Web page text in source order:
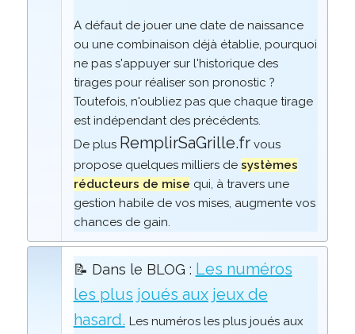
A défaut de jouer une date de naissance
ou une combinaison déjà établie, pourquoi
ne pas s'appuyer sur l'historique des
tirages pour réaliser son pronostic ?
Toutefois, n'oubliez pas que chaque tirage
est indépendant des précédents.
De plus RemplirSaGrille.frvous
propose quelques milliers de systèmes
réducteurs de mise qui, à travers une
gestion habile de vos mises, augmente vos
chances de gain.
📝 Dans le BLOG : Les numéros
les plus joués aux jeux de
hasard. Les numéros les plus joués aux